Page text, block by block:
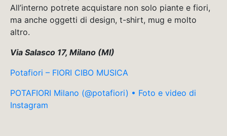
All’interno potrete acquistare non solo piante e fiori,
ma anche oggetti di design, t-shirt, mug e molto
altro.
Via Salasco 17, Milano (MI)
Potafiori – FIORI CIBO MUSICA
POTAFIORI Milano (@potafiori) • Foto e video di
Instagram